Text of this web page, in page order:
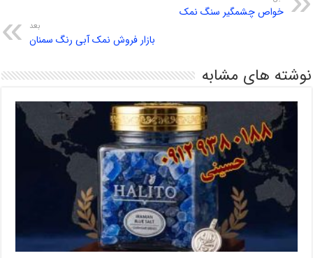
خواص چشمگیر سنگ نمک
بعد
بازار فروش نمک آبی رنگ سمنان
نوشته های مشابه